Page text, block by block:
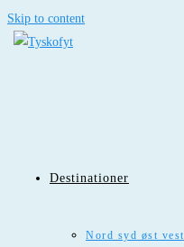
Skip to content
Destinationer
Nord syd øst vest